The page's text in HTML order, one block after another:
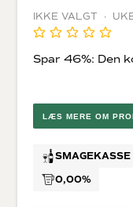
IKKE VALGT ·
Spar 46%: Den
LÆS MERE OM
SMAGEKASSE
0,00%